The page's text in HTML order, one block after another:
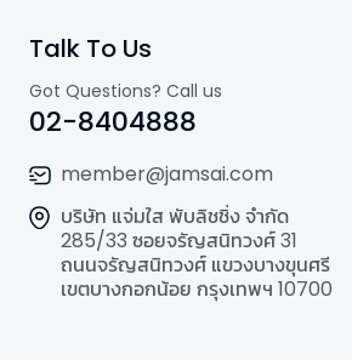
Talk To Us
Got Questions? Call us
02-8404888
member@jamsai.com
บริษัท แจ่มใส พับลิชชิ่ง จำกัด
285/33 ซอยจรัญสนิทวงศ์ 31
ถนนจรัญสนิทวงศ์ แขวงบางขุนศรี
เขตบางกอกน้อย กรุงเทพฯ 10700